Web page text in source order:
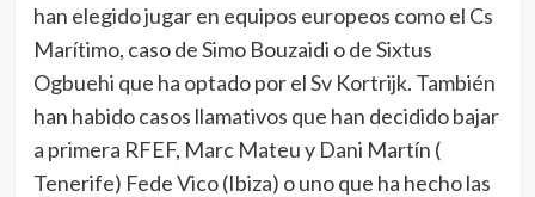
han elegido jugar en equipos europeos como el Cs
Marítimo, caso de Simo Bouzaidi o de Sixtus
Ogbuehi que ha optado por el Sv Kortrijk. También
han habido casos llamativos que han decidido bajar
a primera RFEF, Marc Mateu y Dani Martín (
Tenerife) Fede Vico (Ibiza) o uno que ha hecho las